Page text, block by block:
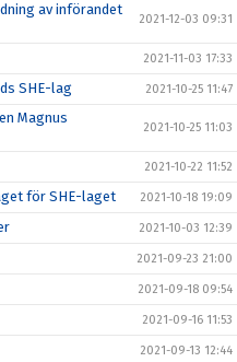
av införandet
2021-12-03 09:31
2021-11-03 17:33
SHE-lag 2021-10-25 11:47
Magnus
2021-10-25 11:03
2021-10-22 11:52
för SHE-laget 2021-10-18 19:09
2021-10-03 12:39
2021-09-23 21:00
2021-09-18 09:54
2021-09-16 11:53
2021-09-13 12:44